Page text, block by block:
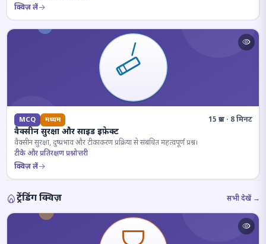
क्विज़ लें
MCQ मध्यम 15 प्रश्न · 8 मिनट
वैक्सीन सुरक्षा और साइड इफ़ेक्ट
वैक्सीन सुरक्षा, दुष्प्रभाव और टीकाकरण प्रक्रिया से संबंधित महत्वपूर्ण प्रश्न।
टीके और प्रतिरक्षण प्रश्नोत्तरी
क्विज़ लें
ट्रेंडिंग क्विज़ सभी देखें →